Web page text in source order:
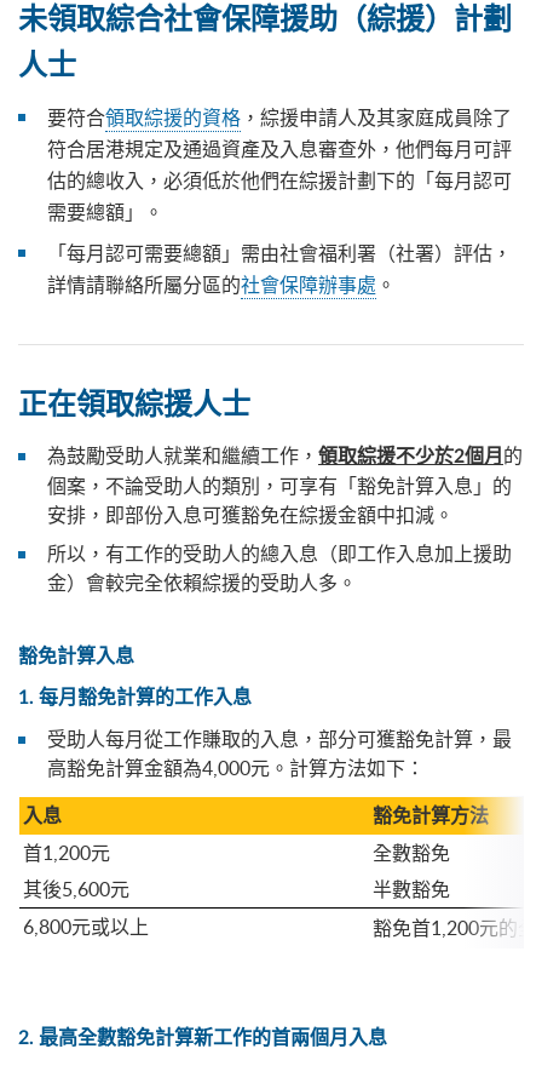
未領取綜合社會保障援助（綜援）計劃
人士
要符合領取綜援的資格 ， 綜援申請人及其家庭成員除了
符合居港規定及通過資產及入息審查外，他們每月可評
估的總收入，必須低於他們在綜援計劃下的 「每月認可
需要總額」
。
「每月認可需要總額」需由社會福利署（社署）評估，
詳情請聯絡所屬分區的社會保障辦事處 。
正在領取綜援人士
為鼓勵受助人就業和繼續工作 ， 領取綜援不少於2個月 的
個案，不論受助人的類別，可享有「豁免計算入息」的
安排 ，即部份入息可獲豁免在綜援金額中扣減。
所以 ， 有工作的受助人的總入息（即工作入息加上援助
金）會較完全依賴綜援的受助人多。
豁免計算入息
1. 每月豁免計算的工作入息
受助人每月從工作賺取的入息，部分可獲豁免計算，最
高豁免計算金額為4,000元。計算方法如下：
入息 豁免計算方法
首1,200元
全數豁免
其後5,600元
半數豁免
6,800元或以上
豁免首1,200元的
2. 最高全數豁免計算新工作的首兩個月入息